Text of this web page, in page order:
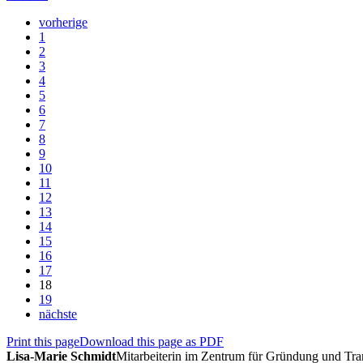
vorherige
1
2
3
4
5
6
7
8
9
10
11
12
13
14
15
16
17
18
19
nächste
Print this pageDownload this page as PDF
Lisa-Marie SchmidtMitarbeiterin im Zentrum für Gründung und